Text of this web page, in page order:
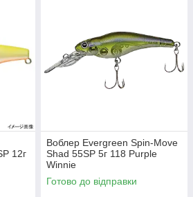
12г
Воблер Evergreen Spin-Move
Shad 55SP 5г 118 Purple
Winnie
Готово до відправки